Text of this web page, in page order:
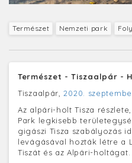
Természet Nemzeti park
Természet - Tiszaalpár -
Tiszaalpár,2020.
Az alpári-holt Tisza
Park legkisebb
gigászi Tisza szabályozás
levágásával hozták létre a
Tiszát és az Alpári-holtágat.